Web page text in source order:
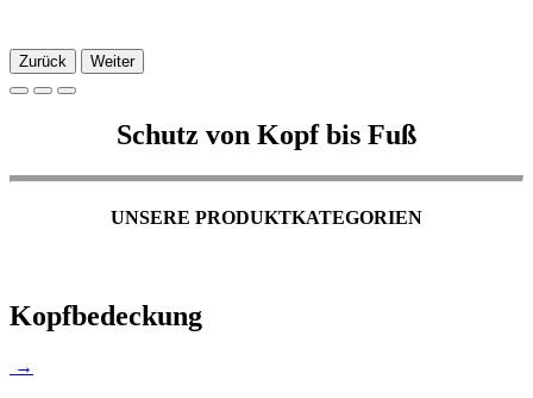
Zurück Weiter
Schutz von Kopf bis Fuß
UNSERE PRODUKTKATEGORIEN
Kopfbedeckung
→